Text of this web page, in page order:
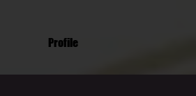
Profile